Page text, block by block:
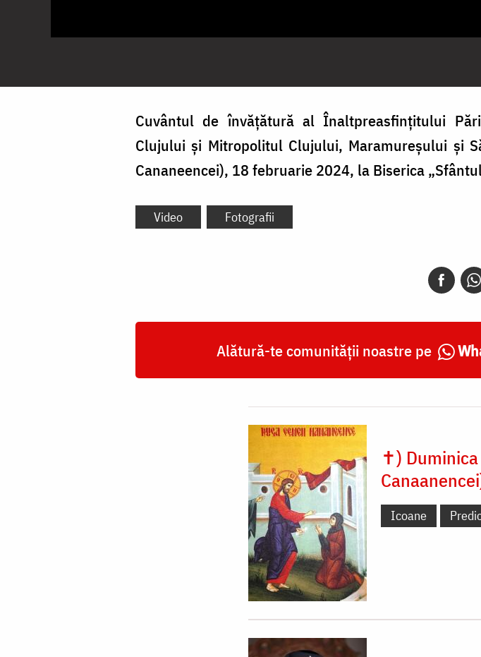
Cuvântul de învățătură al Înaltpreasfințitului
Clujului și Mitropolitul Clujului, Maramureșului și
Cananeencei), 18 februarie 2024, la Biserica
Video Fotografii
Alătură-te comunității noastre pe
✝)
Icoane